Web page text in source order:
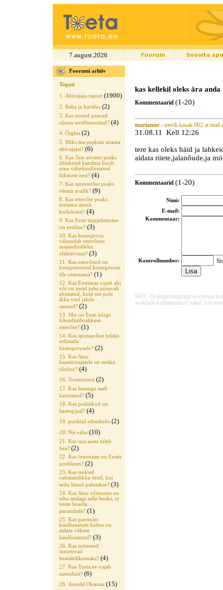
7.august.2026
Foorumi arhiiv
Tagasi
1. Abivajaja raport (1900)
2. Raha ja haridus (2)
3. Kas tooted peavad
olema sertifitseeritud? (4)
4. Õiglus (2)
5. Miks ma peaksin aitama
abivajajat? (6)
6. Kas Teie arvates peaks
ühiskond kandma hoolt
oma vähekindlustatud
liikmete eest? (4)
7. Kas sponsorlus peaks
olema avalik? (9)
8. Kas ettevõte peaks
toetama ainult
kodukanti? (4)
9. Kas Eesti tippjuhtimine
on eetiline? (3)
10. Kas heategevus
vähendab ettevõtete
majanduslikku
efektiivsust? (3)
11. Kas ettevõtted on
kompetentsed heategevuse
üle otsustama? (1)
12. Kas Eestimaa vajab abi
või on meid juba piisavalt
abistatud, kuid me pole
ikka veel jalule
saanud? (2)
13. Mis on Eesti kõige
kliendisõbralikum
ettevõte? (1)
14. Kas sponsorlust tuleks
eelistada
heategevusele? (2)
15. Kas Sinu
kaastöötajatele on eetika
oluline? (4)
16. Toetamisest (2)
17. Kas heategu saab
karistatud? (5)
18. Kas poliitikud on
heategijad? (4)
19. punktid edatabelis (2)
20. Nii vähe (10)
21. Kas uus aasta tuleb
hea? (2)
22. Kas feminism on Eestis
probleem? (2)
23. Kas teeksid
vabatahtlikku tööd, kui
seda Sinult palutakse? (3)
24. Kas Sinu vôimuses on
teha midagi selle heaks, et
teiste heaolu
parandada? (1)
25. Kas paremini
kindlustatute kohus on
aidata vähem
kindlustatuid? (3)
26. Kas inimesed
muutuvad
heatahtlikumaks? (4)
27. Kas Toeta.ee vajab
uuendusi? (6)
28. Arnold Oksmaa (15)
kas kellekil oleks ära
Kommentaarid (1-20)
marianne - merili.kasak.002 at
31.08.11 Kell 12:26
tere kas oleks häid ja
aidata riiete,jalanõude,ja
Kommentaarid (1-20)
Nimi:
E-mail:
Kommentaar:
Kontrollnumber:
MTÜ Heategevusgrupp ei vastuta
avaldada kommentaare juhul, kui